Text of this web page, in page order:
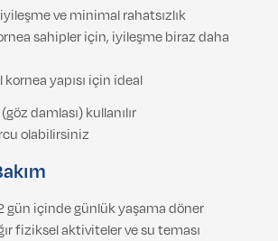
iyileşme ve minimal rahatsızlık
sahipler için, iyileşme biraz daha
kornea yapısı için ideal
damlası) kullanılır
olabilirsiniz
gün içinde günlük yaşama döner
fiziksel aktiviteler ve su teması